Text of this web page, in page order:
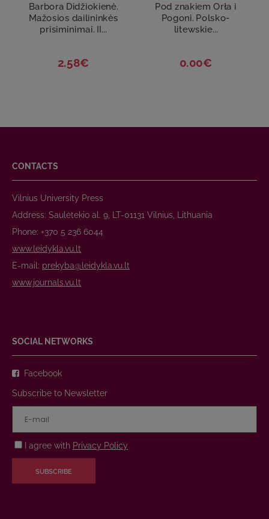
Barbora Didžiokienė.
Mažosios dailininkės
prisiminimai. II...
2.58€
Pod znakiem Orła i
Pogoni. Polsko-
litewskie...
0.00€
CONTACTS
Vilnius University Press
Address: Saulėtekio al. 9, LT-01131 Vilnius, Lithuania
Phone: +370 5 236 6044
www.leidykla.vu.lt
E-mail: prekyba@leidykla.vu.lt
www.journals.vu.lt
SOCIAL NETWORKS
Facebook
Subscribe to Newsletter
I agree with Privacy Policy
SUBSCRIBE